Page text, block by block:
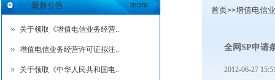
最新公告 more
关于领取《增值电信业务经营..
增值电信业务经营许可证拟注..
关于领取《中华人民共和国电..
首页>>增值电信
全网SP申请
2012-06-27